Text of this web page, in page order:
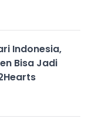
Indonesia,
Bisa Jadi